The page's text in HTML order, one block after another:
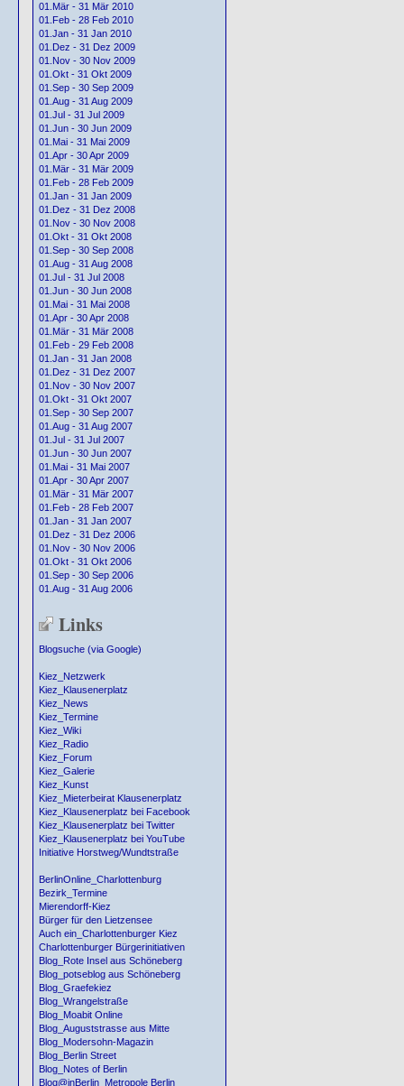
01.Mär - 31 Mär 2010
01.Feb - 28 Feb 2010
01.Jan - 31 Jan 2010
01.Dez - 31 Dez 2009
01.Nov - 30 Nov 2009
01.Okt - 31 Okt 2009
01.Sep - 30 Sep 2009
01.Aug - 31 Aug 2009
01.Jul - 31 Jul 2009
01.Jun - 30 Jun 2009
01.Mai - 31 Mai 2009
01.Apr - 30 Apr 2009
01.Mär - 31 Mär 2009
01.Feb - 28 Feb 2009
01.Jan - 31 Jan 2009
01.Dez - 31 Dez 2008
01.Nov - 30 Nov 2008
01.Okt - 31 Okt 2008
01.Sep - 30 Sep 2008
01.Aug - 31 Aug 2008
01.Jul - 31 Jul 2008
01.Jun - 30 Jun 2008
01.Mai - 31 Mai 2008
01.Apr - 30 Apr 2008
01.Mär - 31 Mär 2008
01.Feb - 29 Feb 2008
01.Jan - 31 Jan 2008
01.Dez - 31 Dez 2007
01.Nov - 30 Nov 2007
01.Okt - 31 Okt 2007
01.Sep - 30 Sep 2007
01.Aug - 31 Aug 2007
01.Jul - 31 Jul 2007
01.Jun - 30 Jun 2007
01.Mai - 31 Mai 2007
01.Apr - 30 Apr 2007
01.Mär - 31 Mär 2007
01.Feb - 28 Feb 2007
01.Jan - 31 Jan 2007
01.Dez - 31 Dez 2006
01.Nov - 30 Nov 2006
01.Okt - 31 Okt 2006
01.Sep - 30 Sep 2006
01.Aug - 31 Aug 2006
Links
Blogsuche (via Google)
Kiez_Netzwerk
Kiez_Klausenerplatz
Kiez_News
Kiez_Termine
Kiez_Wiki
Kiez_Radio
Kiez_Forum
Kiez_Galerie
Kiez_Kunst
Kiez_Mieterbeirat Klausenerplatz
Kiez_Klausenerplatz bei Facebook
Kiez_Klausenerplatz bei Twitter
Kiez_Klausenerplatz bei YouTube
Initiative Horstweg/Wundtstraße
BerlinOnline_Charlottenburg
Bezirk_Termine
Mierendorff-Kiez
Bürger für den Lietzensee
Auch ein_Charlottenburger Kiez
Charlottenburger Bürgerinitiativen
Blog_Rote Insel aus Schöneberg
Blog_potseblog aus Schöneberg
Blog_Graefekiez
Blog_Wrangelstraße
Blog_Moabit Online
Blog_Auguststrasse aus Mitte
Blog_Modersohn-Magazin
Blog_Berlin Street
Blog_Notes of Berlin
Blog@inBerlin_Metropole Berlin